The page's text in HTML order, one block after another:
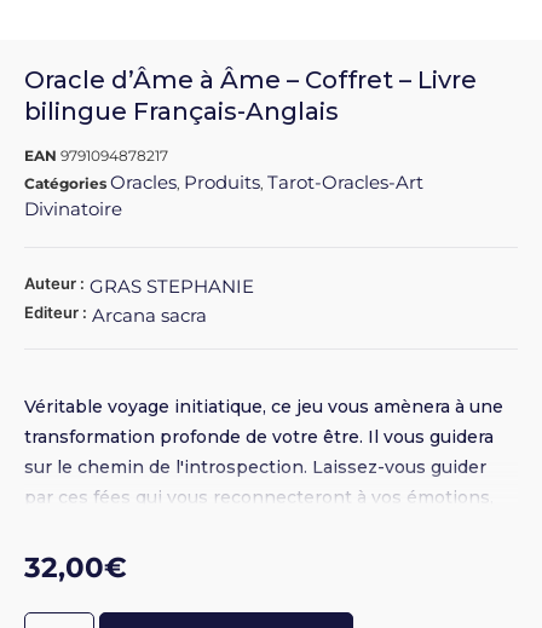
Oracle d’Âme à Âme – Coffret – Livre
bilingue Français-Anglais
EAN 9791094878217
Catégories Oracles, Produits, Tarot-Oracles-Art
Divinatoire
Auteur : GRAS STEPHANIE
Editeur : Arcana sacra
Véritable voyage initiatique, ce jeu vous amènera à une
transformation profonde de votre être. Il vous guidera
sur le chemin de l'introspection. Laissez-vous guider
par ces fées qui vous reconnecteront à vos émotions,
simplement ! Un outil parfait pour travailler votre part
émotive, devenir acteur et créateur de votre existence,
ici et maintenant ! Dans ce coffret : Livre couleurs
32,00€